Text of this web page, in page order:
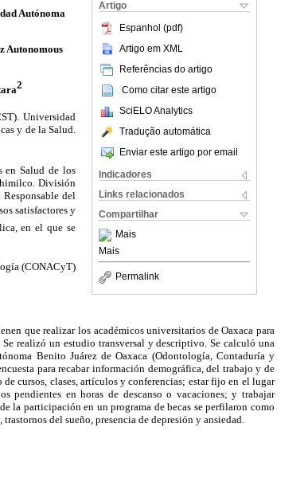
Artigo
Espanhol (pdf)
Artigo em XML
Referências do artigo
Como citar este artigo
SciELO Analytics
Tradução automática
Enviar este artigo por email
Indicadores
Links relacionados
Compartilhar
Mais
Mais
Permalink
Autónoma
Autonomous
2
Universidad
y de la Salud.
en Salud de los
División
del
satisfactores y
en el que se
(CONACyT)
que realizar los académicos universitarios de Oaxaca para
realizó un estudio transversal y descriptivo. Se calculó una
Benito Juárez de Oaxaca (Odontología, Contaduría y
para recabar información demográfica, del trabajo y de
cursos, clases, artículos y conferencias; estar fijo en el lugar
pendientes en horas de descanso o vacaciones; y trabajar
la participación en un programa de becas se perfilaron como
del sueño, presencia de depresión y ansiedad.